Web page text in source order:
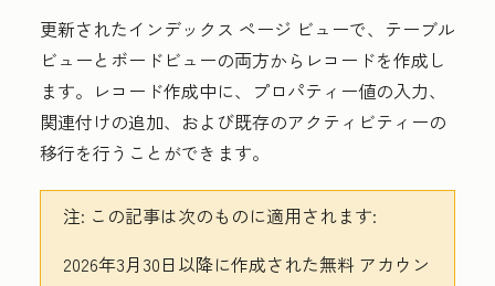
更新されたインデックス ページ ビューで、テーブル
ビューとボードビューの両方からレコードを作成し
ます。レコード作成中に、プロパティー値の入力、
関連付けの追加、および既存のアクティビティーの
移行を行うことができます。
注: この記事は次のものに適用されます:
2026年3月30日以降に作成された無料 アカウン